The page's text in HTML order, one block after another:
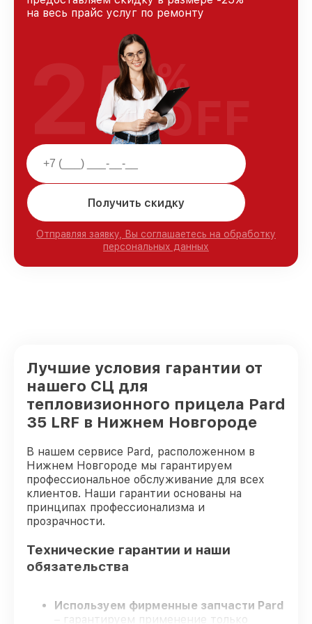
на весь прайс услуг по ремонту
Получить скидку
Отправляя заявку, Вы соглашаетесь на обработку
персональных данных
25%
OFF
Лучшие условия гарантии от
нашего СЦ для
тепловизионного прицела Pard
35 LRF в Нижнем Новгороде
В нашем сервисе Pard, расположенном в
Нижнем Новгороде мы гарантируем
профессиональное обслуживание для всех
клиентов. Наши гарантии основаны на
принципах профессионализма и
прозрачности.
Технические гарантии и наши
обязательства
Используем фирменные запчасти Pard
– гарантируем применение только